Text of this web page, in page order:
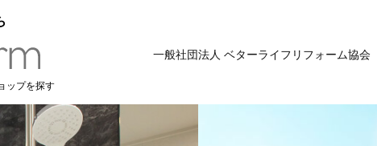
一般社団法人 ベターライフリフォーム協会